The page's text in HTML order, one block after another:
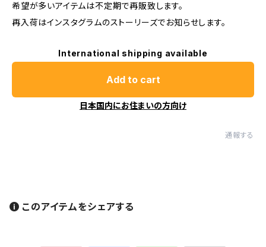
希望が多いアイテムは不定期で再販致します。
再入荷はインスタグラムのストーリーズでお知らせします。
International shipping available
Add to cart
日本国内にお住まいの方向け
通報する
このアイテムをシェアする